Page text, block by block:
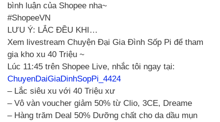
bình luận của Shopee nha~
#ShopeeVN
LƯU Ý: LẮC ĐỀU KHI…
Xem livestream Chuyện Đại Gia Đình Sốp Pi để tham
gia kho xu 40 Triệu ~
Lúc 11:45 trên Shopee Live, nhắc tôi ngay tại:
ChuyenDaiGiaDinhSopPi_4424
– Lắc siêu xu với 40 Triệu xư
– Vô vàn voucher giảm 50% từ Clio, 3CE, Dreame
– Hàng trăm Deal 50% Dưỡng chất cho da dầu mụn